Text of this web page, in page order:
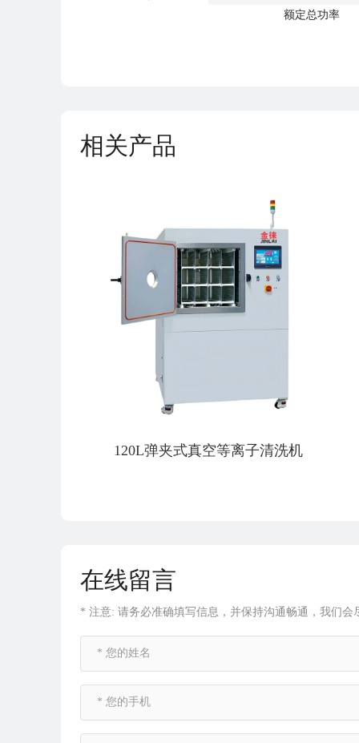
额定总功率
相关产品
120L弹夹式真空等离子清洗机
在线留言
* 注意: 请务必准确填写信息，并保持沟通畅通，我们会